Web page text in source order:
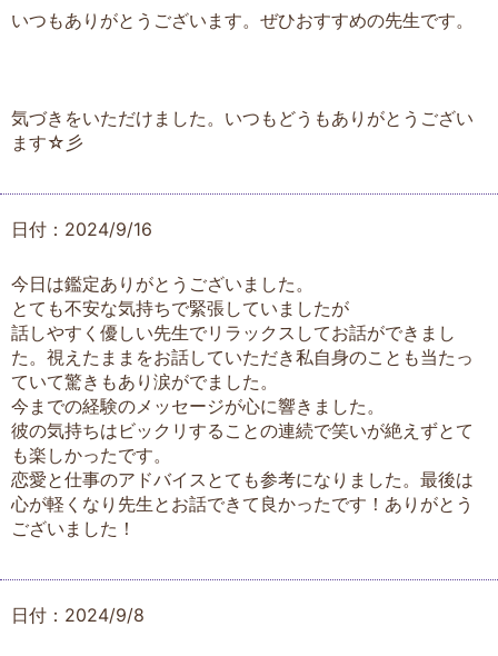
いつもありがとうございます。ぜひおすすめの先生です。
気づきをいただけました。いつもどうもありがとうござい
ます☆彡
日付：2024/9/16
今日は鑑定ありがとうございました。
とても不安な気持ちで緊張していましたが
話しやすく優しい先生でリラックスしてお話ができまし
た。視えたままをお話していただき私自身のことも当たっ
ていて驚きもあり涙がでました。
今までの経験のメッセージが心に響きました。
彼の気持ちはビックリすることの連続で笑いが絶えずとて
も楽しかったです。
恋愛と仕事のアドバイスとても参考になりました。最後は
心が軽くなり先生とお話できて良かったです！ありがとう
ございました！
日付：2024/9/8